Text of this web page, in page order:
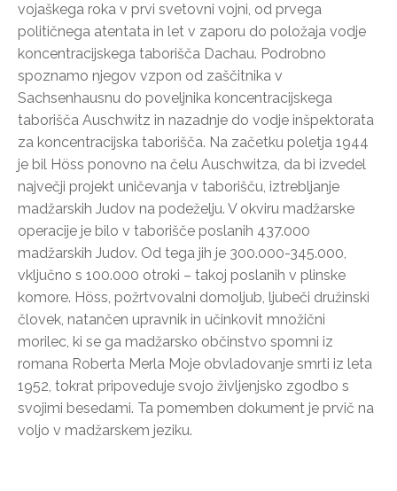
vojaškega roka v prvi svetovni vojni, od prvega
političnega atentata in let v zaporu do položaja vodje
koncentracijskega taborišča Dachau. Podrobno
spoznamo njegov vzpon od zaščitnika v
Sachsenhausnu do poveljnika koncentracijskega
taborišča Auschwitz in nazadnje do vodje inšpektorata
za koncentracijska taborišča. Na začetku poletja 1944
je bil Höss ponovno na čelu Auschwitza, da bi izvedel
največji projekt uničevanja v taborišču, iztrebljanje
madžarskih Judov na podeželju. V okviru madžarske
operacije je bilo v taborišče poslanih 437.000
madžarskih Judov. Od tega jih je 300.000-345.000,
vključno s 100.000 otroki – takoj poslanih v plinske
komore. Höss, požrtvovalni domoljub, ljubeči družinski
človek, natančen upravnik in učinkovit množični
morilec, ki se ga madžarsko občinstvo spomni iz
romana Roberta Merla Moje obvladovanje smrti iz leta
1952, tokrat pripoveduje svojo življenjsko zgodbo s
svojimi besedami. Ta pomemben dokument je prvič na
voljo v madžarskem jeziku.